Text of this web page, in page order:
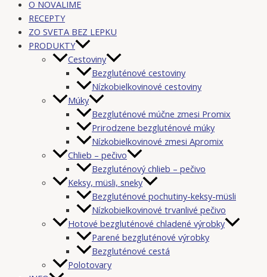
O NOVALIME
RECEPTY
ZO SVETA BEZ LEPKU
PRODUKTY
Cestoviny
Bezgluténové cestoviny
Nízkobielkovinové cestoviny
Múky
Bezgluténové múčne zmesi Promix
Prirodzene bezgluténové múky
Nízkobielkovinové zmesi Apromix
Chlieb – pečivo
Bezgluténový chlieb – pečivo
Keksy, müsli, sneky
Bezgluténové pochutiny-keksy-müsli
Nízkobielkovinové trvanlivé pečivo
Hotové bezgluténové chladené výrobky
Parené bezgluténové výrobky
Bezgluténové cestá
Polotovary